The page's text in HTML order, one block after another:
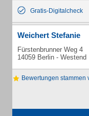
Gratis-Digitalcheck
Weichert Stefanie
Fürstenbrunner Weg 4
14059 Berlin - Westend
Bewertungen stammen